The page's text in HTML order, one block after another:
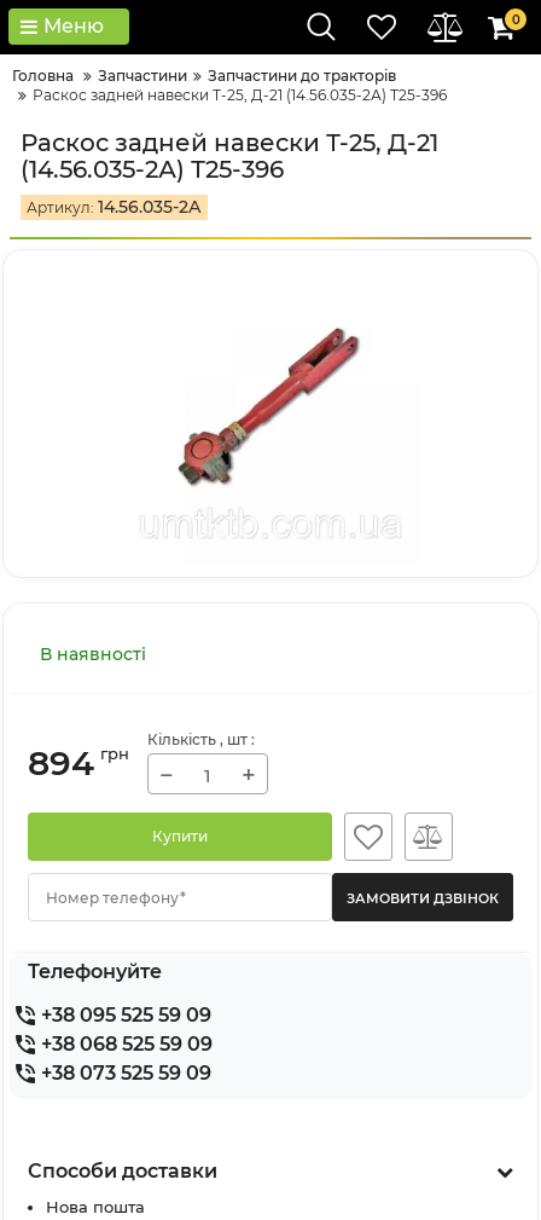
Меню 0
Головна Запчастини
Запчастини до тракторів
Раскос задней навески Т-25, Д-21 (14.56.035-2А) Т25-396
Раскос задней навески Т-25, Д-21
(14.56.035-2А) Т25-396
Артикул: 14.56.035-2А
В наявності
894 грн
Кількість , шт :
− +
Купити
Номер телефону*
Телефонуйте
+38 095 525 59 09
+38 068 525 59 09
+38 073 525 59 09
Способи доставки
Нова пошта